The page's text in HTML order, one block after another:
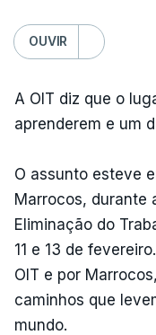
OUVIR
A OIT diz que o
aprenderem e um
O assunto esteve
Marrocos, durante
Eliminação do
11 e 13 de
OIT e por
caminhos que
mundo.